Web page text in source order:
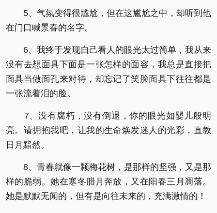
5、气氛变得很尴尬，但在这尴尬之中，却听到他
在门口喊景春的名字。
6、我终于发现自己看人的眼光太过简单，我从来
没有去想面具下面是一张怎样的面容，我总是直接把
面具当做面孔来对待，却忘记了笑脸面具下往往都是
一张流着泪的脸。
7、没有腐朽，没有倒退，你的眼光如婴儿般明
亮。请拥抱我吧，让我的生命焕发迷人的光彩，直教
日月黯然。
8、青春就像一颗梅花树，是那样的坚强，又是那
样的脆弱。她在寒冬腊月奔放，又在阳春三月凋落。
她是默默无闻的，但有是向往未来的，充满激情的！